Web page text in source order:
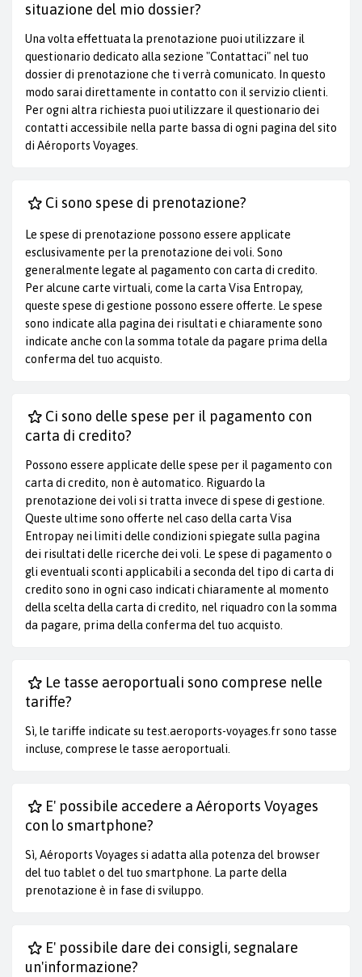
situazione del mio dossier?
Una volta effettuata la prenotazione puoi utilizzare il
questionario dedicato alla sezione "Contattaci" nel tuo
dossier di prenotazione che ti verrà comunicato. In questo
modo sarai direttamente in contatto con il servizio clienti.
Per ogni altra richiesta puoi utilizzare il questionario dei
contatti accessibile nella parte bassa di ogni pagina del sito
di Aéroports Voyages.
Ci sono spese di prenotazione?
Le spese di prenotazione possono essere applicate
esclusivamente per la prenotazione dei voli. Sono
generalmente legate al pagamento con carta di credito.
Per alcune carte virtuali, come la carta Visa Entropay,
queste spese di gestione possono essere offerte. Le spese
sono indicate alla pagina dei risultati e chiaramente sono
indicate anche con la somma totale da pagare prima della
conferma del tuo acquisto.
Ci sono delle spese per il pagamento con
carta di credito?
Possono essere applicate delle spese per il pagamento con
carta di credito, non è automatico. Riguardo la
prenotazione dei voli si tratta invece di spese di gestione.
Queste ultime sono offerte nel caso della carta Visa
Entropay nei limiti delle condizioni spiegate sulla pagina
dei risultati delle ricerche dei voli. Le spese di pagamento o
gli eventuali sconti applicabili a seconda del tipo di carta di
credito sono in ogni caso indicati chiaramente al momento
della scelta della carta di credito, nel riquadro con la somma
da pagare, prima della conferma del tuo acquisto.
Le tasse aeroportuali sono comprese nelle
tariffe?
Sì, le tariffe indicate su test.aeroports-voyages.fr sono tasse
incluse, comprese le tasse aeroportuali.
E' possibile accedere a Aéroports Voyages
con lo smartphone?
Sì, Aéroports Voyages si adatta alla potenza del browser
del tuo tablet o del tuo smartphone. La parte della
prenotazione è in fase di sviluppo.
E' possibile dare dei consigli, segnalare
un'informazione?